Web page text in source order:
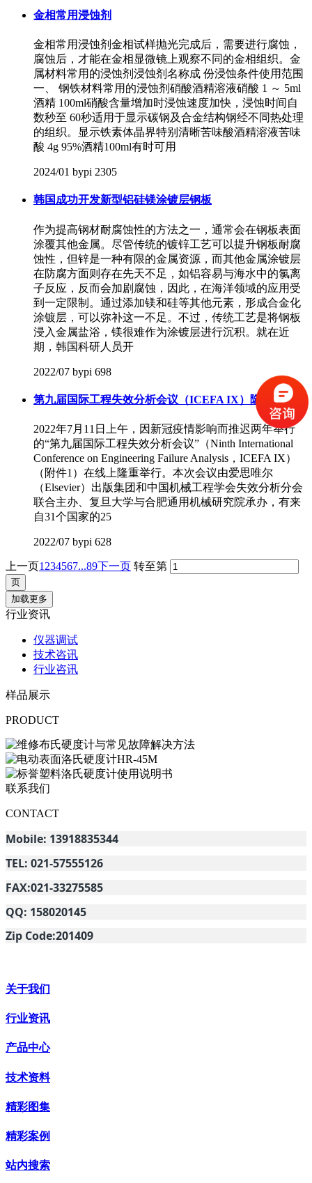
金相常用浸蚀剂
金相常用浸蚀剂金相试样抛光完成后，需要进行腐蚀，
腐蚀后，才能在金相显微镜上观察不同的金相组织。金
属材料常用的浸蚀剂浸蚀剂名称成 份浸蚀条件使用范围
一、 钢铁材料常用的浸蚀剂硝酸酒精溶液硝酸 1 ～ 5ml
酒精 100ml硝酸含量增加时浸蚀速度加快，浸蚀时间自
数秒至 60秒适用于显示碳钢及合金结构钢经不同热处理
的组织。显示铁素体晶界特别清晰苦味酸酒精溶液苦味
酸 4g 95%酒精100ml有时可用
2024/01 bypi 2305
韩国成功开发新型铝硅镁涂镀层钢板
作为提高钢材耐腐蚀性的方法之一，通常会在钢板表面
涂覆其他金属。尽管传统的镀锌工艺可以提升钢板耐腐
蚀性，但锌是一种有限的金属资源，而其他金属涂镀层
在防腐方面则存在先天不足，如铝容易与海水中的氯离
子反应，反而会加剧腐蚀，因此，在海洋领域的应用受
到一定限制。通过添加镁和硅等其他元素，形成合金化
涂镀层，可以弥补这一不足。不过，传统工艺是将钢板
浸入金属盐浴，镁很难作为涂镀层进行沉积。就在近
期，韩国科研人员开
2022/07 bypi 698
第九届国际工程失效分析会议（ICEFA IX）隆重开幕
2022年7月11日上午，因新冠疫情影响而推迟两年举行
的“第九届国际工程失效分析会议”（Ninth International
Conference on Engineering Failure Analysis，ICEFA IX）
（附件1）在线上隆重举行。本次会议由爱思唯尔
（Elsevier）出版集团和中国机械工程学会失效分析分会
联合主办、复旦大学与合肥通用机械研究院承办，有来
自31个国家的25
2022/07 bypi 628
上一页1 234567...89下一页 转至第
加载更多
行业资讯
仪器调试
技术咨讯
行业咨讯
样品展示
PRODUCT
联系我们
CONTACT
Mobile: 13918835344
TEL: 021-57555126
FAX:021-33275585
QQ: 158020145
Zip Code:201409
关于我们
行业资讯
产品中心
技术资料
精彩图集
精彩案例
站内搜索